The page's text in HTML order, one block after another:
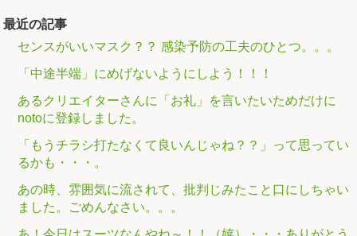
最近の記事
センスがいいマスク？？ 感染予防の工夫のひとつ。。。
「中途半端」にめげないようにしよう！！！
あるクリエイターさんに「お礼」を言いたいためだけに
notoに登録しました。
「もうチラシ打たなくて良いんじゃね？？」って思ってい
るかも・・・。
あの時、雰囲気に流されて、批判じみたこと口にしちゃい
ました。ごめんなさい。。。